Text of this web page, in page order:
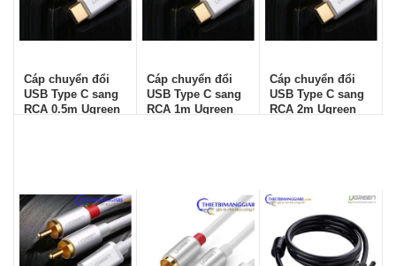
Cáp chuyển đổi
USB Type C sang
RCA 0.5m Ugreen
Cáp chuyển đổi
USB Type C sang
RCA 1m Ugreen
Cáp chuyển đổi
USB Type C sang
RCA 2m Ugreen